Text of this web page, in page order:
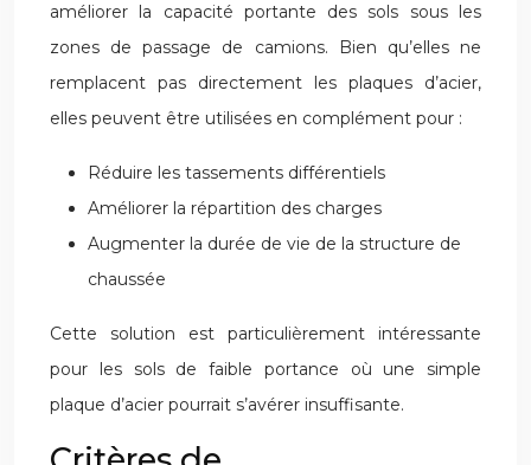
améliorer la capacité portante des sols sous les
zones de passage de camions. Bien qu’elles ne
remplacent pas directement les plaques d’acier,
elles peuvent être utilisées en complément pour :
Réduire les tassements différentiels
Améliorer la répartition des charges
Augmenter la durée de vie de la structure de
chaussée
Cette solution est particulièrement intéressante
pour les sols de faible portance où une simple
plaque d’acier pourrait s’avérer insuffisante.